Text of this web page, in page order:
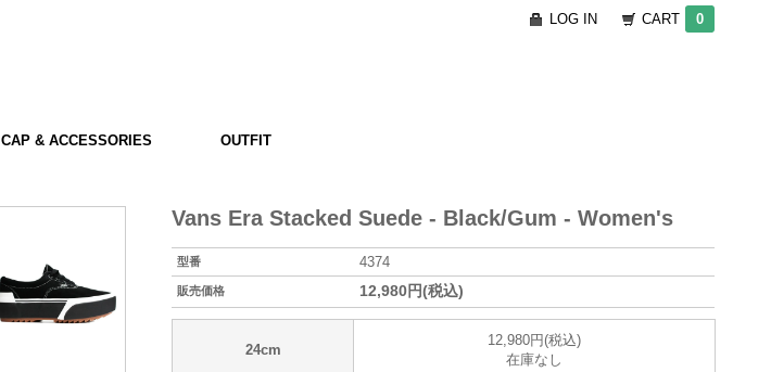
LOG IN CART 0
CAP & ACCESSORIES OUTFIT
Vans Era Stacked Suede - Black/Gum - Women's
型番 4374
販売価格 12,980円(税込)
24cm
12,980円(税込)
在庫なし